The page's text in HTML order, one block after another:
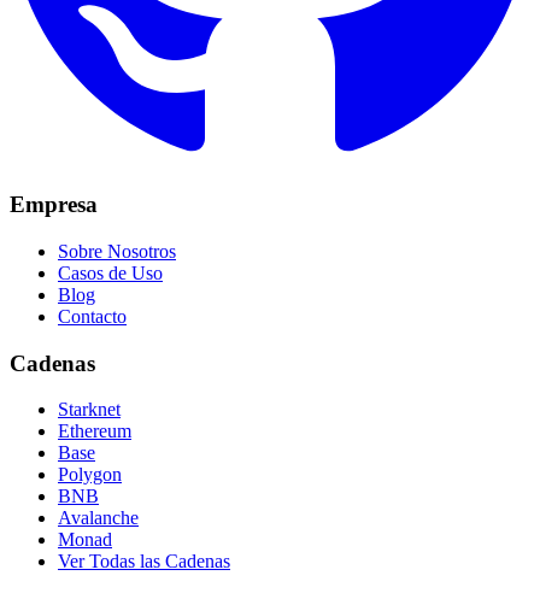
Empresa
Sobre Nosotros
Casos de Uso
Blog
Contacto
Cadenas
Starknet
Ethereum
Base
Polygon
BNB
Avalanche
Monad
Ver Todas las Cadenas